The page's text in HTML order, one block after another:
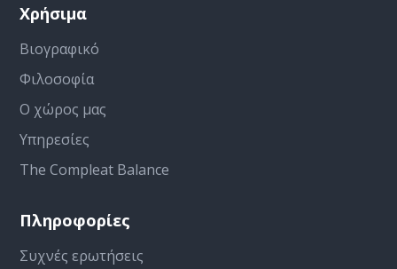
Χρήσιμα
Βιογραφικό
Φιλοσοφία
Ο χώρος μας
Υπηρεσίες
The Compleat Balance
Πληροφορίες
Συχνές ερωτήσεις